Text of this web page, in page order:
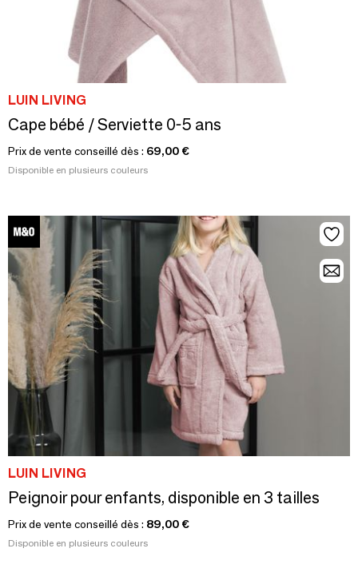
LUIN LIVING
Cape bébé / Serviette 0-5 ans
Prix de vente conseillé dès : 69,00 €
Disponible en plusieurs couleurs
LUIN LIVING
Peignoir pour enfants, disponible en 3 tailles
Prix de vente conseillé dès : 89,00 €
Disponible en plusieurs couleurs